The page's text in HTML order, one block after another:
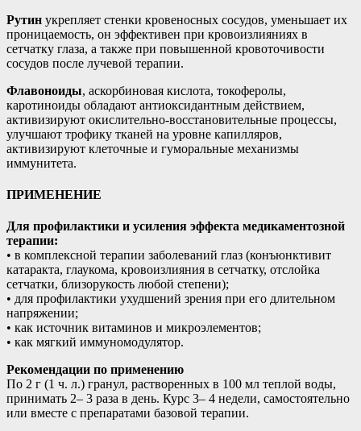
Рутин укрепляет стенки кровеносных сосудов, уменьшает их
проницаемость, он эффективен при кровоизлияниях в
сетчатку глаза, а также при повышенной кровоточивости
сосудов после лучевой терапии.
Флавоноиды, аскорбиновая кислота, токоферолы,
каротиноиды обладают антиоксидантным действием,
активизируют окислительно-восстановительные процессы,
улучшают трофику тканей на уровне капилляров,
активизируют клеточные и гуморальные механизмы
иммунитета.
ПРИМЕНЕНИЕ
Для профилактики и усиления эффекта медикаментозной
терапии:
• в комплексной терапии заболеваний глаз (конъюнктивит
катаракта, глаукома, кровоизлияния в сетчатку, отслойка
сетчатки, близорукость любой степени);
• для профилактики ухудшений зрения при его длительном
напряжении;
• как источник витаминов и микроэлементов;
• как мягкий иммуномодулятор.
Рекомендации по применению
По 2 г (1 ч. л.) гранул, растворенных в 100 мл теплой воды,
принимать 2– 3 раза в день. Курс 3– 4 недели, самостоятельно
или вместе с препаратами базовой терапии.